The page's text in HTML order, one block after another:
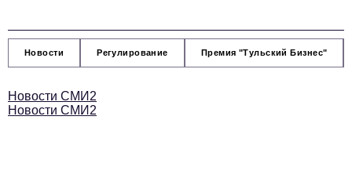
Новости Регулирование Премия "Тульский Бизнес"
Новости СМИ2
Новости СМИ2